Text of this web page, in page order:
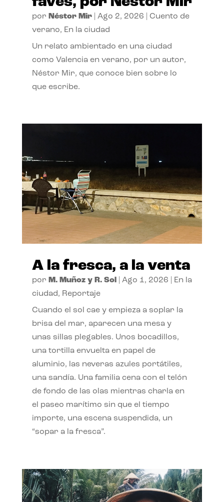
por Néstor Mir| Ago 2, 2026
Cuento de
verano, En la ciudad
Un relato ambientado en una ciudad
como Valencia en verano, por un autor,
Néstor Mir, que conoce bien sobre lo
que escribe.
A la fresca, a la venta
por M. Muñoz y R. Sol| Ago 1, 2026
En la
ciudad, Reportaje
Cuando el sol cae y empieza a soplar la
brisa del mar, aparecen una mesa y
unas sillas plegables. Unos bocadillos,
una tortilla envuelta en papel de
aluminio, las neveras azules portátiles,
una sandía. Una familia cena con el telón
de fondo de las olas mientras charla en
el paseo marítimo sin que el tiempo
importe, una escena suspendida, un
“sopar a la fresca”.